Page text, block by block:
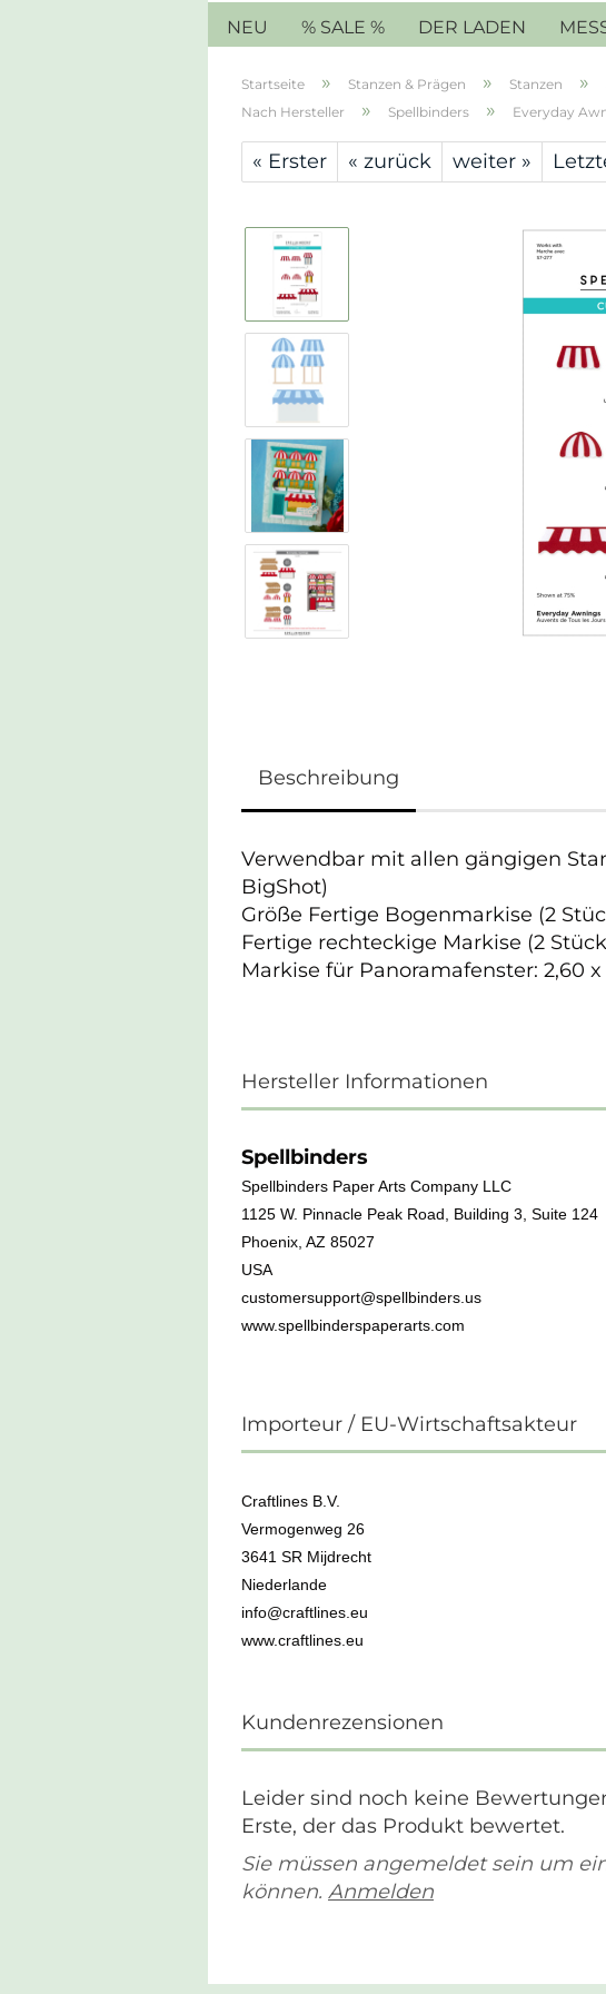
NEU % SALE % DER LADEN
Startseite » Stanzen & Prägen » Stanzen »
Nach Hersteller » Spellbinders » Everyday
« Erster « zurück weiter »
Beschreibung
Verwendbar mit allen gängigen
BigShot)
Größe Fertige Bogenmarkise (2
Fertige rechteckige Markise (2
Markise für Panoramafenster: 2,60 x
Hersteller Informationen
Spellbinders
Spellbinders Paper Arts Company LLC
1125 W. Pinnacle Peak Road, Building 3, Suite 124
Phoenix, AZ 85027
USA
customersupport@spellbinders.us
www.spellbinderspaperarts.com
Importeur / EU-Wirtschaftsakteur
Craftlines B.V.
Vermogenweg 26
3641 SR Mijdrecht
Niederlande
info@craftlines.eu
www.craftlines.eu
Kundenrezensionen
Leider sind noch keine
Erste, der das Produkt bewertet.
Sie müssen angemeldet sein um
können. Anmelden